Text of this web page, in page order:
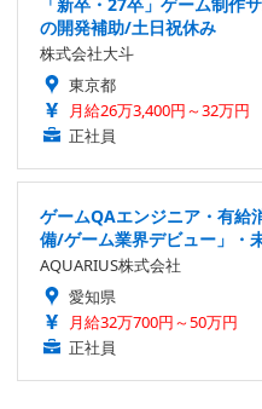
の開発補助/土日祝休み
株式会社大斗
東京都
月給26万3,400円～32万円
正社員
ゲームQAエンジニア・有給
備/ゲーム業界デビュー」・
AQUARIUS株式会社
愛知県
月給32万700円～50万円
正社員